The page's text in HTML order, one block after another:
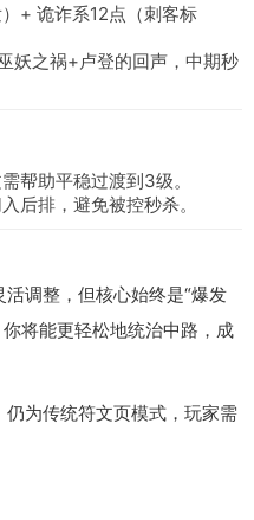
+ 诡诈系12点（刺客标
妖之祸+卢登的回声，中期秒
帮助平稳过渡到3级。
后排，避免被控秒杀。
调整，但核心始终是“爆发
将能更轻松地统治中路，成
仍为传统符文页模式，玩家需